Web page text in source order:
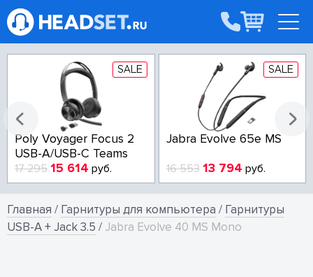
SALE
Poly Voyager Focus 2
USB-A/USB-C Teams
17 295 15 614 руб.
SALE
Jabra Evolve 65e MS
16 553 13 794 руб.
Главная / Гарнитуры для компьютера / Гарнитуры
USB-A + Jack 3.5 / Jabra Evolve 40 MS Mono